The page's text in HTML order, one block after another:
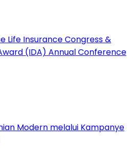
Life Insurance Congress &
(IDA) Annual Conference
Modern melalui Kampanye